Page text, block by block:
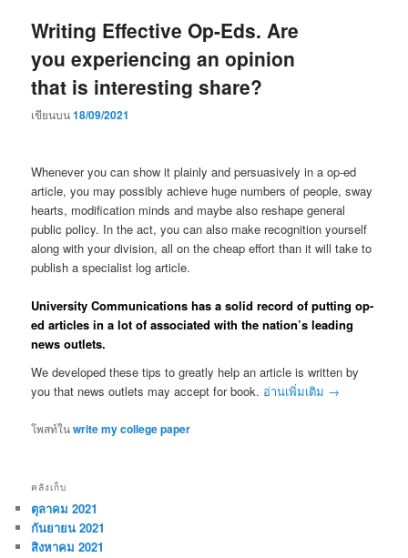
Writing Effective Op-Eds. Are
you experiencing an opinion
that is interesting share?
เขียนบน18/09/2021
Whenever you can show it plainly and persuasively in a op-ed
article, you may possibly achieve huge numbers of people, sway
hearts, modification minds and maybe also reshape general
public policy. In the act, you can also make recognition yourself
along with your division, all on the cheap effort than it will take to
publish a specialist log article.
University Communications has a solid record of putting op-
ed articles in a lot of associated with the nation’s leading
news outlets.
We developed these tips to greatly help an article is written by
you that news outlets may accept for book. อ่านเพิ่มเติม →
โพสท์ในwrite my college paper
คลังเก็บ
ตุลาคม 2021
กันยายน 2021
สิงหาคม 2021